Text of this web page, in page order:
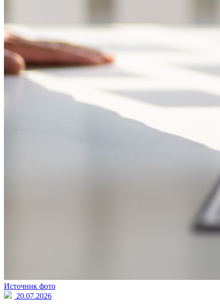
Источник фото
20.07.2026